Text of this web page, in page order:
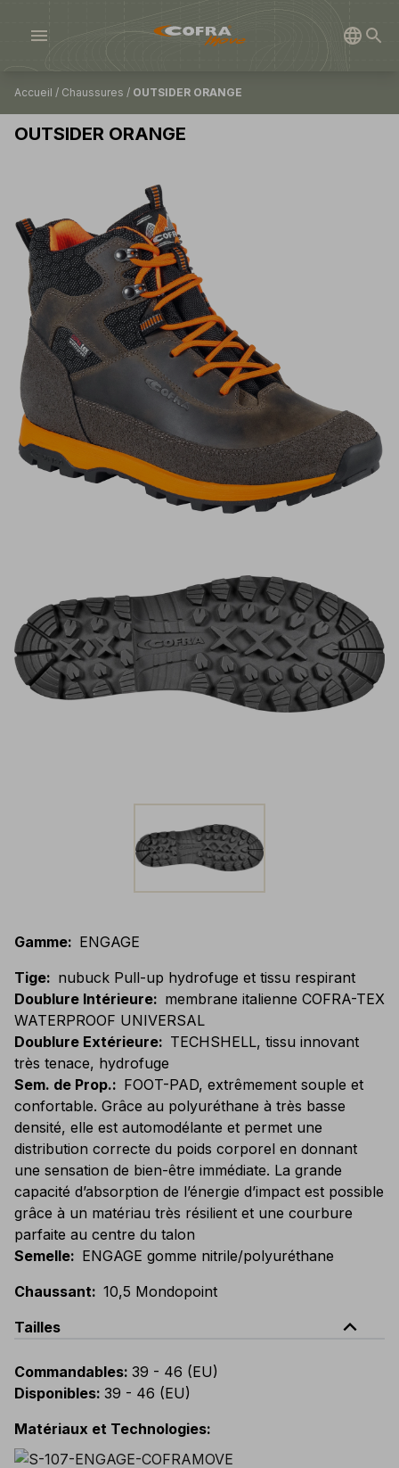
menu
Accueil / Chaussures / OUTSIDER ORANGE
OUTSIDER ORANGE
Gamme: ENGAGE
Tige: nubuck Pull-up hydrofuge et tissu respirant
Doublure Intérieure: membrane italienne COFRA-TEX
WATERPROOF UNIVERSAL
Doublure Extérieure: TECHSHELL, tissu innovant
très tenace, hydrofuge
Sem. de Prop.: FOOT-PAD, extrêmement souple et
confortable. Grâce au polyuréthane à très basse
densité, elle est automodélante et permet une
distribution correcte du poids corporel en donnant
une sensation de bien-être immédiate. La grande
capacité d’absorption de l’énergie d’impact est possible
grâce à un matériau très résilient et une courbure
parfaite au centre du talon
Semelle: ENGAGE gomme nitrile/polyuréthane
Chaussant: 10,5 Mondopoint
Tailles
expand_less
Commandables: 39 - 46 (EU)
Disponibles: 39 - 46 (EU)
Matériaux et Technologies: